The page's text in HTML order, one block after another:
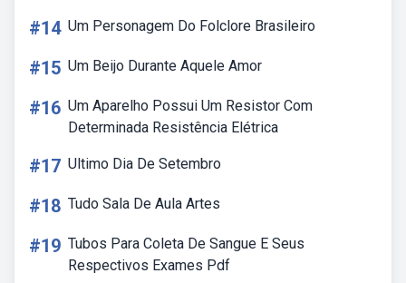
#14 Um Personagem Do Folclore Brasileiro
#15 Um Beijo Durante Aquele Amor
#16 Um Aparelho Possui Um Resistor Com
Determinada Resistência Elétrica
#17 Ultimo Dia De Setembro
#18 Tudo Sala De Aula Artes
#19 Tubos Para Coleta De Sangue E Seus
Respectivos Exames Pdf